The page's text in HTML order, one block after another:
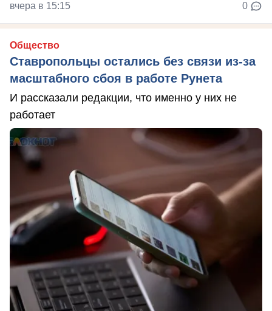
вчера в 15:15 0
Общество
Ставропольцы остались без связи из-за
масштабного сбоя в работе Рунета
И рассказали редакции, что именно у них не
работает